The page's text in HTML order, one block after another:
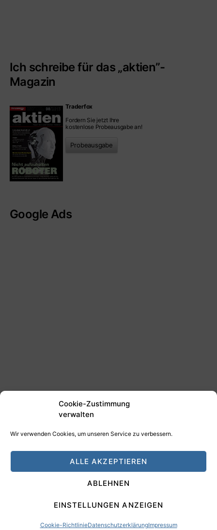
Cookie-Zustimmung
verwalten
Wir verwenden Cookies, um unseren Service zu verbessern.
ALLE AKZEPTIEREN
ABLEHNEN
EINSTELLUNGEN ANZEIGEN
Cookie-RichtlinieDatenschutzerklärungImpressum
Ich schreibe für das „aktien”-
Magazin
Traderfox
Fordern Sie jetzt Ihre
kostenlose Probeausgabe an!
Probeausgabe
Google Ads
HAMANN DESIGN - Digitale Medien
Impressum Datenschutz